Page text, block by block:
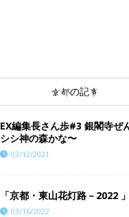
京都の記事
EX編集長さん歩#3 銀閣寺ぜ
シシ神の森かな〜
03/12/2021
「京都・東山花灯路－2022
03/16/2022